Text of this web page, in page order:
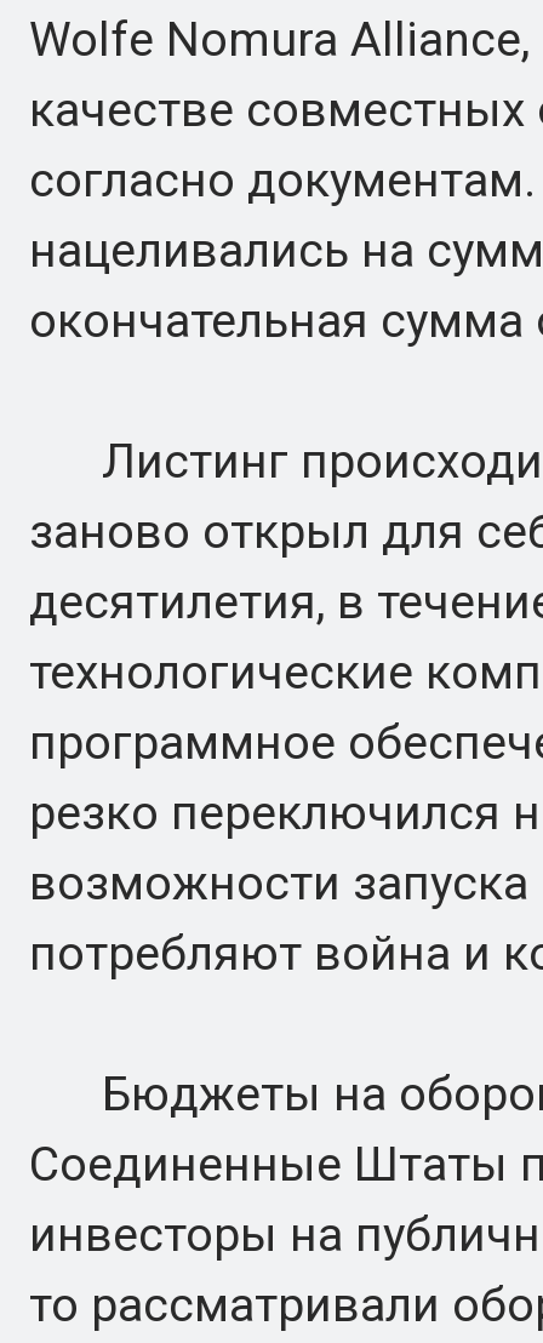
Wolfe Nomura
качестве совместных
согласно
нацеливались на
окончательная
Листинг
заново открыл для
десятилетия, в
технологические
программное
резко переключился
возможности
потребляют война и
Бюджеты на
Соединенные Штаты
инвесторы на
то рассматривали